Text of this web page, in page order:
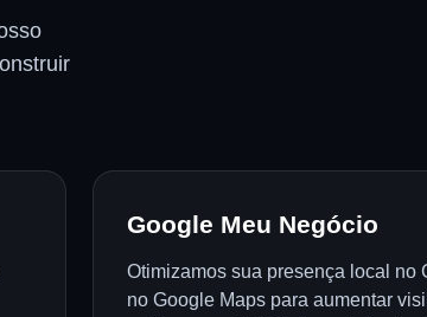
Google Meu Negócio
Otimizamos sua presença local no
no Google Maps para aumentar